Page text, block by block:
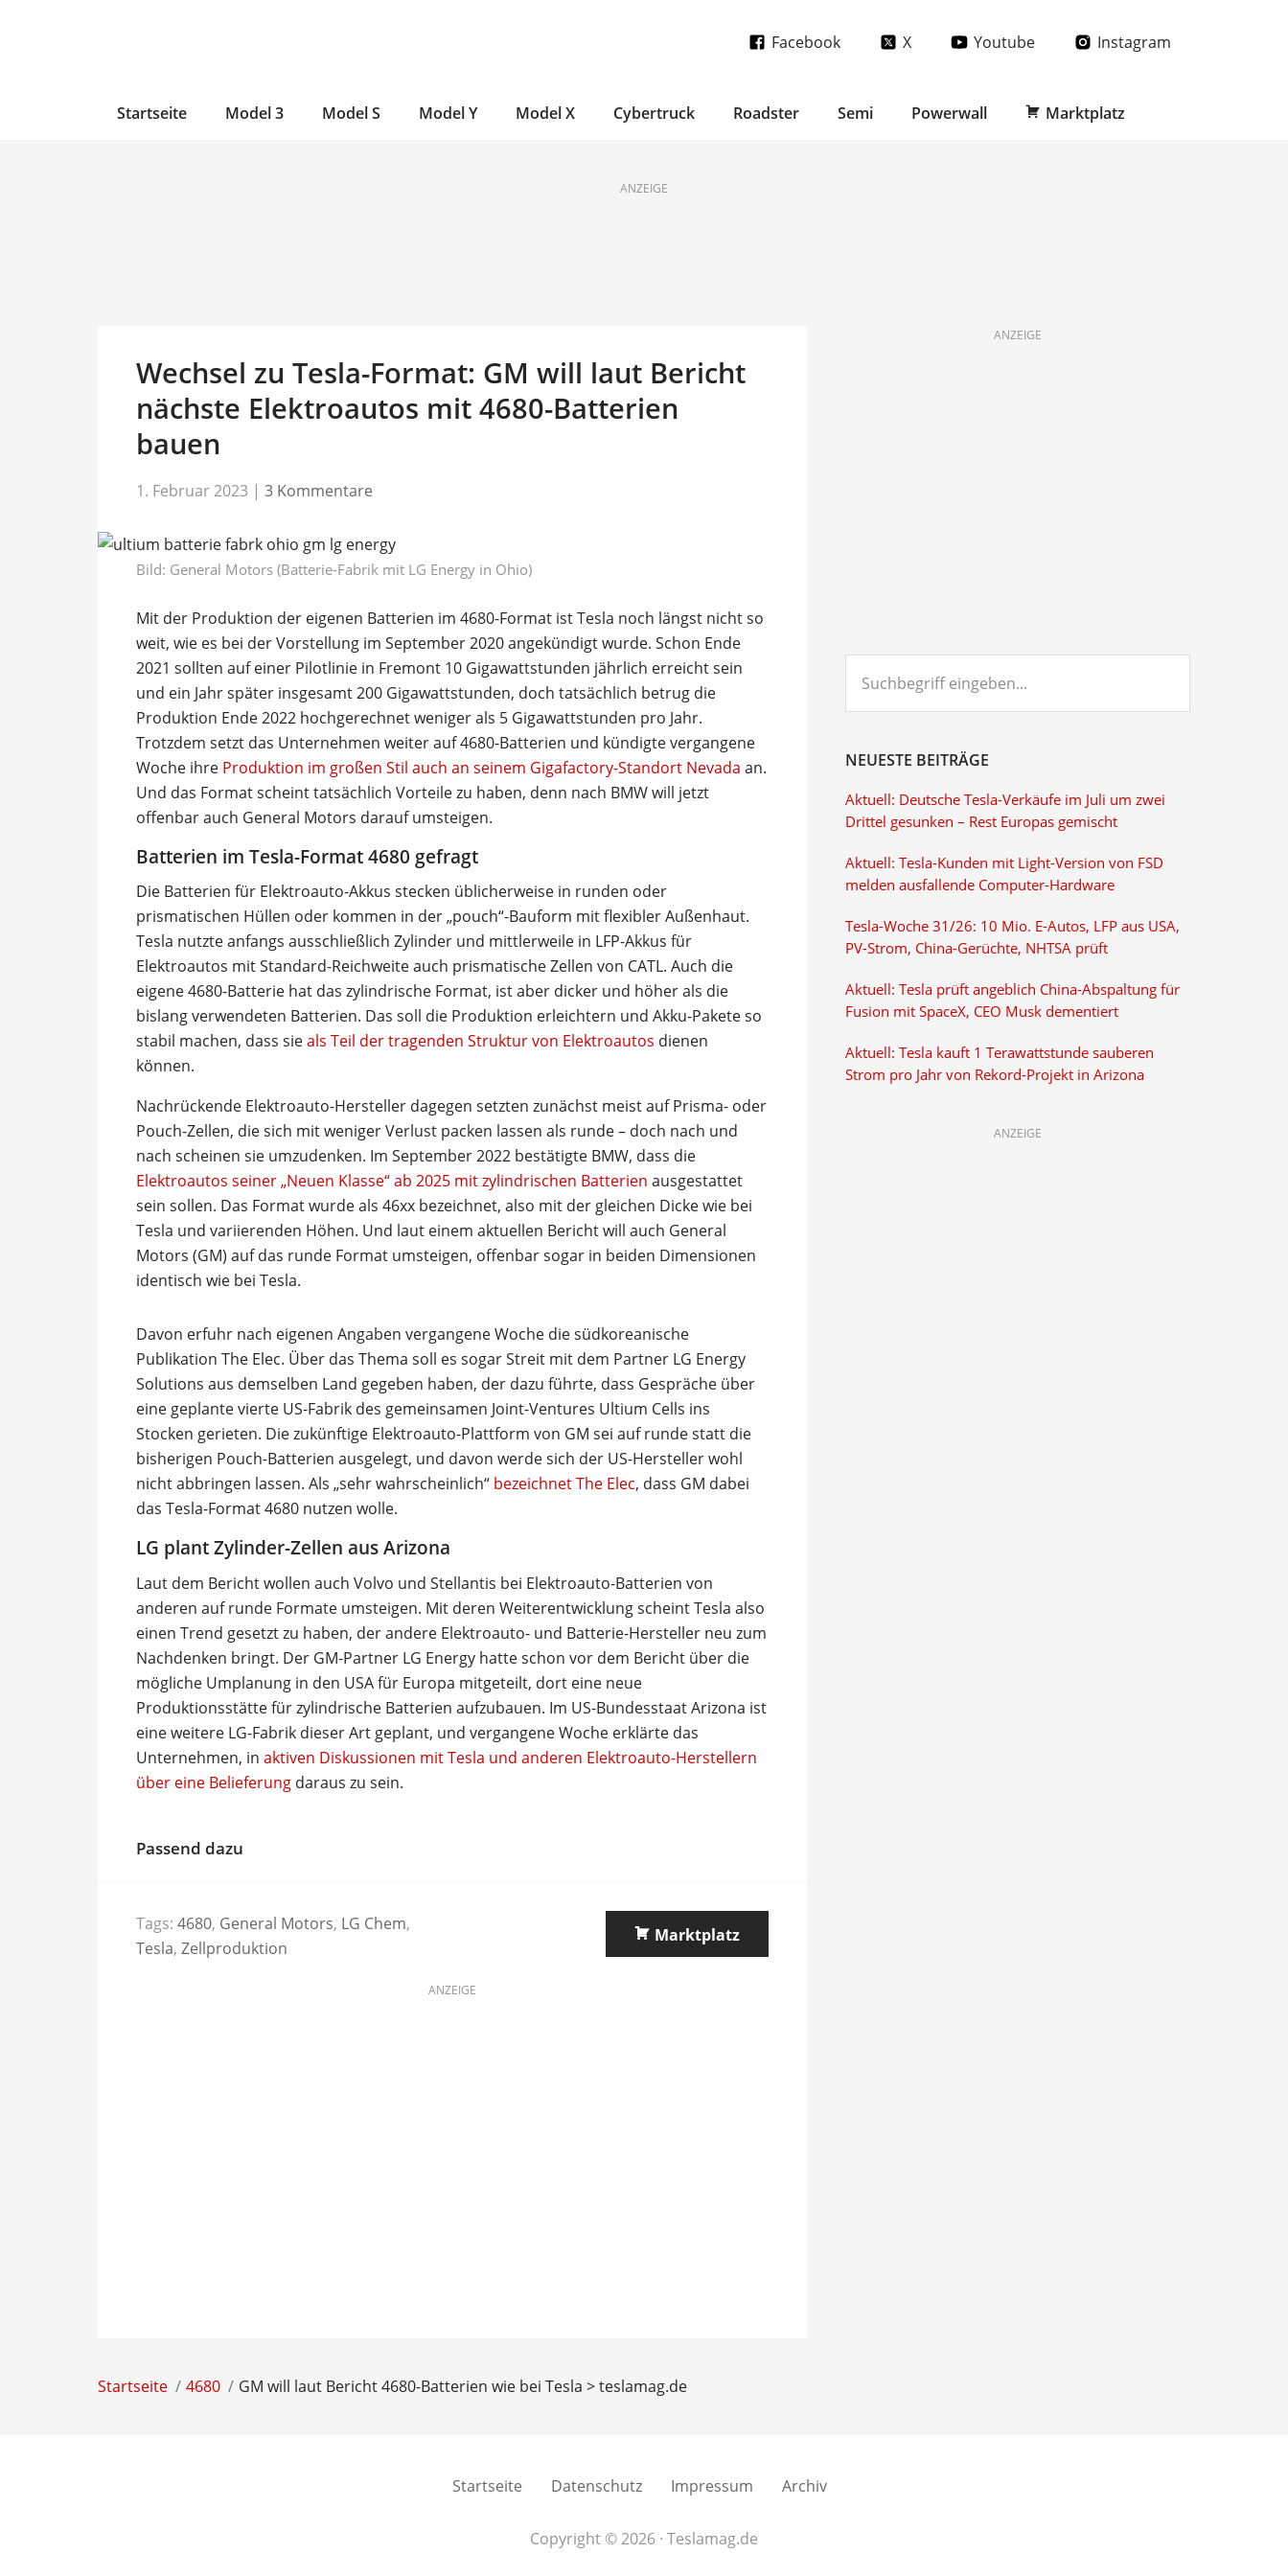
Facebook X Youtube Instagram
Startseite Model 3 Model S Model Y Model X Cybertruck Roadster Semi Powerwall Marktplatz
ANZEIGE
Wechsel zu Tesla-Format: GM will laut Bericht
nächste Elektroautos mit 4680-Batterien
bauen
1. Februar 2023 | 3 Kommentare
Bild: General Motors (Batterie-Fabrik mit LG Energy in Ohio)
Mit der Produktion der eigenen Batterien im 4680-Format ist Tesla noch längst nicht so
weit, wie es bei der Vorstellung im September 2020 angekündigt wurde. Schon Ende
2021 sollten auf einer Pilotlinie in Fremont 10 Gigawattstunden jährlich erreicht sein
und ein Jahr später insgesamt 200 Gigawattstunden, doch tatsächlich betrug die
Produktion Ende 2022 hochgerechnet weniger als 5 Gigawattstunden pro Jahr.
Trotzdem setzt das Unternehmen weiter auf 4680-Batterien und kündigte vergangene
Woche ihre Produktion im großen Stil auch an seinem Gigafactory-Standort Nevada an.
Und das Format scheint tatsächlich Vorteile zu haben, denn nach BMW will jetzt
offenbar auch General Motors darauf umsteigen.
Batterien im Tesla-Format 4680 gefragt
Die Batterien für Elektroauto-Akkus stecken üblicherweise in runden oder
prismatischen Hüllen oder kommen in der „pouch“-Bauform mit flexibler Außenhaut.
Tesla nutzte anfangs ausschließlich Zylinder und mittlerweile in LFP-Akkus für
Elektroautos mit Standard-Reichweite auch prismatische Zellen von CATL. Auch die
eigene 4680-Batterie hat das zylindrische Format, ist aber dicker und höher als die
bislang verwendeten Batterien. Das soll die Produktion erleichtern und Akku-Pakete so
stabil machen, dass sieals Teil der tragenden Struktur von Elektroautos dienen
können.
Nachrückende Elektroauto-Hersteller dagegen setzten zunächst meist auf Prisma- oder
Pouch-Zellen, die sich mit weniger Verlust packen lassen als runde – doch nach und
nach scheinen sie umzudenken. Im September 2022 bestätigte BMW, dass die
Elektroautos seiner „Neuen Klasse“ ab 2025 mit zylindrischen Batterien ausgestattet
sein sollen. Das Format wurde als 46xx bezeichnet, also mit der gleichen Dicke wie bei
Tesla und variierenden Höhen. Und laut einem aktuellen Bericht will auch General
Motors (GM) auf das runde Format umsteigen, offenbar sogar in beiden Dimensionen
identisch wie bei Tesla.
Davon erfuhr nach eigenen Angaben vergangene Woche die südkoreanische
Publikation The Elec. Über das Thema soll es sogar Streit mit dem Partner LG Energy
Solutions aus demselben Land gegeben haben, der dazu führte, dass Gespräche über
eine geplante vierte US-Fabrik des gemeinsamen Joint-Ventures Ultium Cells ins
Stocken gerieten. Die zukünftige Elektroauto-Plattform von GM sei auf runde statt die
bisherigen Pouch-Batterien ausgelegt, und davon werde sich der US-Hersteller wohl
nicht abbringen lassen. Als „sehr wahrscheinlich“ bezeichnet The Elec, dass GM dabei
das Tesla-Format 4680 nutzen wolle.
LG plant Zylinder-Zellen aus Arizona
Laut dem Bericht wollen auch Volvo und Stellantis bei Elektroauto-Batterien von
anderen auf runde Formate umsteigen. Mit deren Weiterentwicklung scheint Tesla also
einen Trend gesetzt zu haben, der andere Elektroauto- und Batterie-Hersteller neu zum
Nachdenken bringt. Der GM-Partner LG Energy hatte schon vor dem Bericht über die
mögliche Umplanung in den USA für Europa mitgeteilt, dort eine neue
Produktionsstätte für zylindrische Batterien aufzubauen. Im US-Bundesstaat Arizona ist
eine weitere LG-Fabrik dieser Art geplant, und vergangene Woche erklärte das
Unternehmen, in aktiven Diskussionen mit Tesla und anderen Elektroauto-Herstellern
über eine Belieferung daraus zu sein.
Passend dazu
Tags: 4680, General Motors, LG Chem,
Tesla, Zellproduktion
Marktplatz
ANZEIGE
ANZEIGE
eingeben...
NEUESTE BEITRÄGE
Aktuell: Deutsche Tesla-Verkäufe im Juli um zwei
Drittel gesunken – Rest Europas gemischt
Aktuell: Tesla-Kunden mit Light-Version von FSD
melden ausfallende Computer-Hardware
Tesla-Woche 31/26: 10 Mio. E-Autos, LFP aus USA,
PV-Strom, China-Gerüchte, NHTSA prüft
Aktuell: Tesla prüft angeblich China-Abspaltung für
Fusion mit SpaceX, CEO Musk dementiert
Aktuell: Tesla kauft 1 Terawattstunde sauberen
Strom pro Jahr von Rekord-Projekt in Arizona
ANZEIGE
Startseite 4680 GM will laut Bericht 4680-Batterien wie bei Tesla > teslamag.de
Startseite Datenschutz Impressum Archiv
Copyright © 2026 · Teslamag.de